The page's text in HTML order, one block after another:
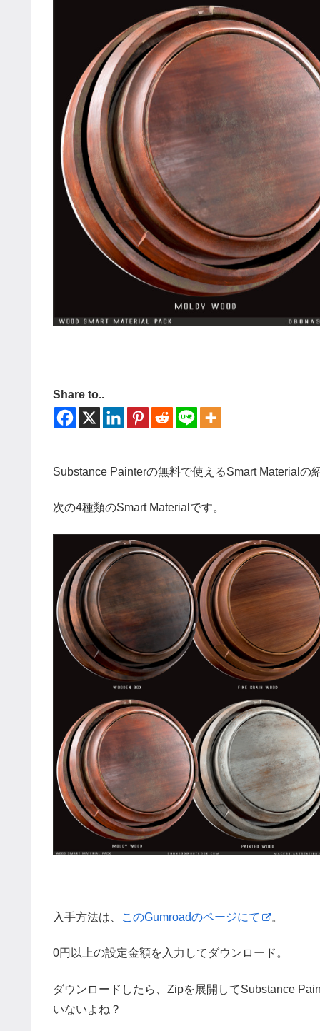
Share to..
Substance Painterの無料で使えるSmart Materialの
次の4種類のSmart Materialです。
入手方法は、 このGumroadのページにて 。
0円以上の設定金額を入力してダウンロード。
ダウンロードしたら、Zipを展開してSubstance
いないよね？